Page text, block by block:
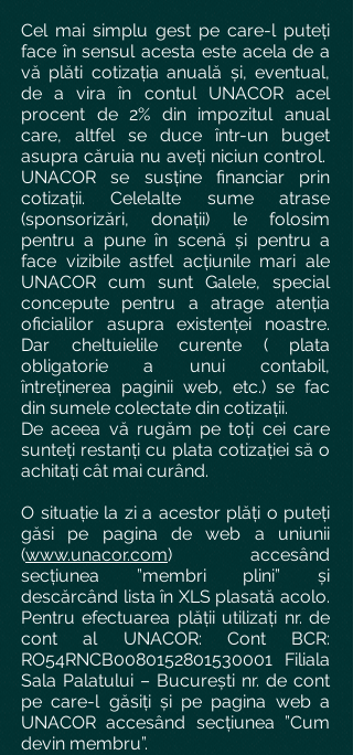
Cel mai simplu gest pe care-l puteți
face în sensul acesta este acela de a
vă plăti cotizația anuală și, eventual,
de a vira în contul UNACOR acel
procent de 2% din impozitul anual
care, altfel se duce într-un buget
asupra căruia nu aveți niciun control.
UNACOR se susține financiar prin
cotizații. Celelalte sume atrase
(sponsorizări, donații) le folosim
pentru a pune în scenă și pentru a
face vizibile astfel acțiunile mari ale
UNACOR cum sunt Galele, special
concepute pentru a atrage atenția
oficialilor asupra existenței noastre.
Dar cheltuielile curente ( plata
obligatorie a unui contabil,
întreținerea paginii web, etc.) se fac
din sumele colectate din cotizații.
De aceea vă rugăm pe toți cei care
sunteți restanți cu plata cotizației să o
achitați cât mai curând.
O situație la zi a acestor plăți o puteți
găsi pe pagina de web a uniunii
(www.unacor.com) accesând
secțiunea ”membri plini” și
descărcând lista în XLS plasată acolo.
Pentru efectuarea plății utilizați nr. de
cont al UNACOR: Cont BCR:
RO54RNCB0080152801530001 Filiala
Sala Palatului – București nr. de cont
pe care-l găsiți și pe pagina web a
UNACOR accesând secțiunea ”Cum
devin membru”.